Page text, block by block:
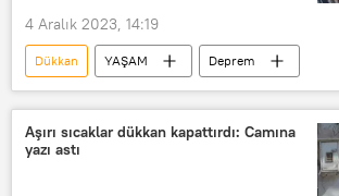
4 Aralık 2023, 14:19
Dükkan YAŞAM
Deprem
Çay
Esnaf
Aşırı sıcaklar dükkan kapattırdı: Camına
yazı astı